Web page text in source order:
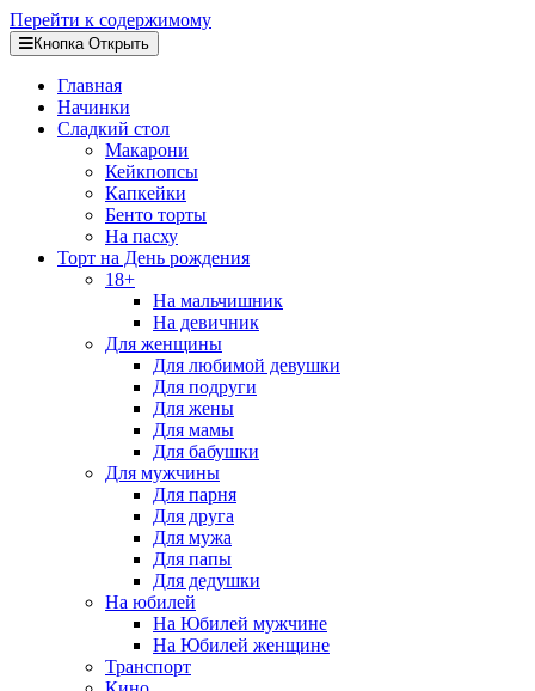
Перейти к содержимому
Кнопка Открыть
Главная
Начинки
Сладкий стол
Макарони
Кейкпопсы
Капкейки
Бенто торты
На пасху
Торт на День рождения
18+
На мальчишник
На девичник
Для женщины
Для любимой девушки
Для подруги
Для жены
Для мамы
Для бабушки
Для мужчины
Для парня
Для друга
Для мужа
Для папы
Для дедушки
На юбилей
На Юбилей мужчине
На Юбилей женщине
Транспорт